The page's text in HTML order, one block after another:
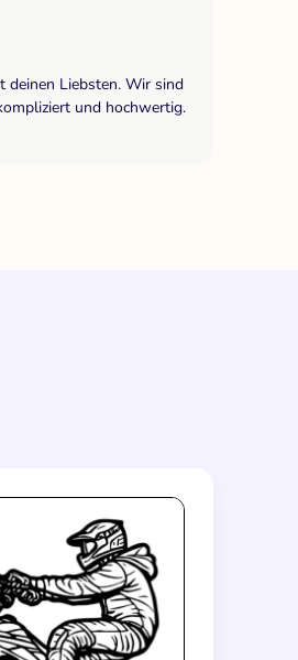
deinen Liebsten. Wir sind
und hochwertig.